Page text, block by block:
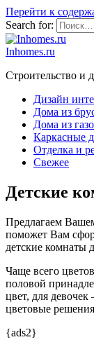
Перейти к
Search for:
Inhomes.ru
Строительство и
Дизайн
Дома из
Дома из
Каркасные
Отделка и
Свежее
Детские
Предлагаем
поможет Вам
детские комнаты
Чаще всего
половой
цвет, для
цветовые
{ads2}